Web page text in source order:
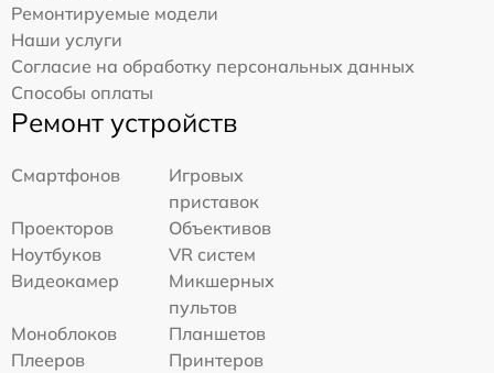
Ремонтируемые модели
Наши услуги
Согласие на обработку персональных данных
Способы оплаты
Ремонт устройств
Смартфонов
Игровых
приставок
Проекторов
Объективов
Ноутбуков
VR систем
Видеокамер
Микшерных
пультов
Моноблоков
Планшетов
Плееров
Принтеров